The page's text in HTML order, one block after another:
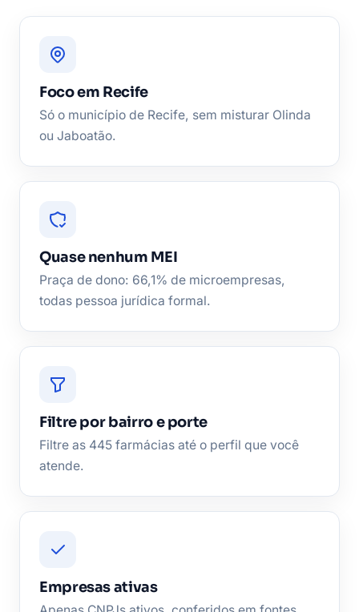
Foco em Recife
Só o município de Recife, sem misturar Olinda
ou Jaboatão.
Quase nenhum MEI
Praça de dono: 66,1% de microempresas,
todas pessoa jurídica formal.
Filtre por bairro e porte
Filtre as 445 farmácias até o perfil que você
atende.
Empresas ativas